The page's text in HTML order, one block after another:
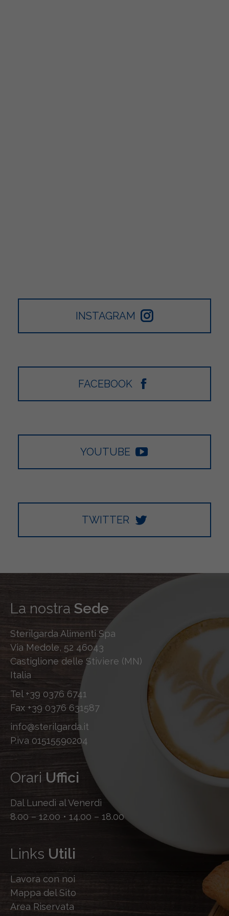
INSTAGRAM
FACEBOOK
YOUTUBE
TWITTER
La nostra Sede
Sterilgarda Alimenti Spa
Via Medole, 52 46043
Castiglione delle Stiviere (MN)
Italia
Tel +39 0376 6741
Fax +39 0376 631587
info@sterilgarda.it
P.iva 01515590204
Orari Uffici
Dal Lunedì al Venerdì
8.00 – 12.00 • 14.00 – 18.00
Links Utili
Lavora con noi
Mappa del Sito
Area Riservata